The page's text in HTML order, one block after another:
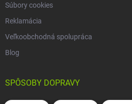
Súbory cookies
Reklamácia
Veľkoobchodná spolupráca
Blog
SPÔSOBY DOPRAVY